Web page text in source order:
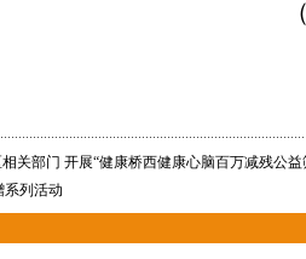
（市慈
关部门 开展“健康桥西健康心脑百万减残公益
系列活动